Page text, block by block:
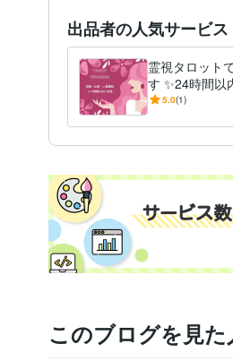
出品者の人気サービス
霊視タロット
す ✨24時間以
結婚・仕事・
5.0(1)
このブログを見